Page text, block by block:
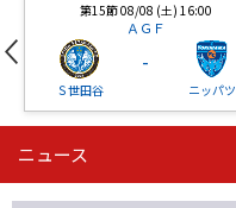
第15節 08/08 (土) 16:00
ＡＧＦ
Ｓ世田谷
-
ニッパツ
第16節 09/05 (土) 15:00
ニッパツ
ニュース